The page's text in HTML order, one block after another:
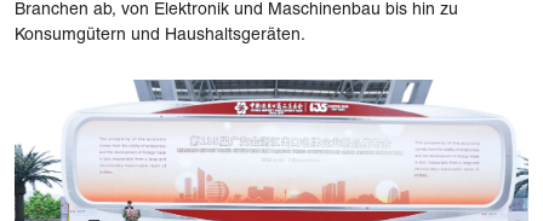
Branchen ab, von Elektronik und Maschinenbau bis hin zu
Konsumgütern und Haushaltsgeräten.